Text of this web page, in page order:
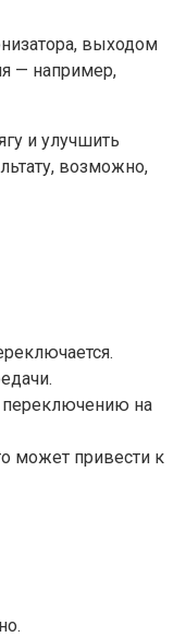
выходом
— например,
и улучшить
возможно,
переключению на
может привести к